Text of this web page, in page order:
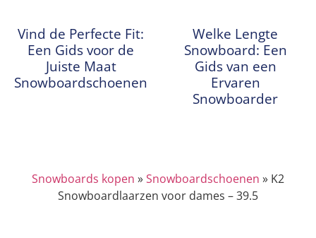
Vind de Perfecte Fit:
Een Gids voor de
Juiste Maat
Snowboardschoenen
Welke Lengte
Snowboard: Een
Gids van een
Ervaren
Snowboarder
Snowboards kopen »Snowboardschoenen » K2
Snowboardlaarzen voor dames – 39.5